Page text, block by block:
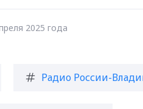
2025 года
Радио России-